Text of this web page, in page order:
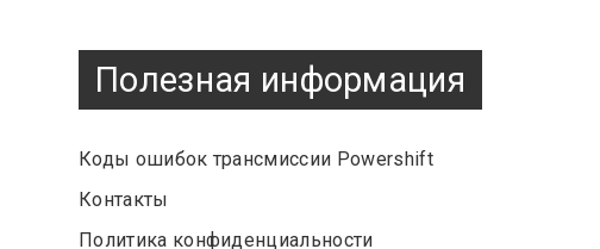
Полезная информация
Коды ошибок трансмиссии Powershift
Контакты
Политика конфиденциальности